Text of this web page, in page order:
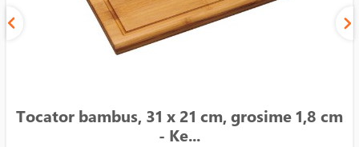
Tocator bambus, 31 x 21 cm, grosime 1,8 cm
- Ke...